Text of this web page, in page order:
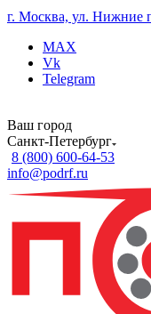
г. Москва, ул. Нижние
MAX
Vk
Telegram
Ваш город
Санкт-Петербург
8 (800) 600-64-53
info@podrf.ru